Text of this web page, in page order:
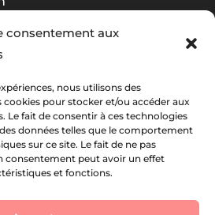
consentement aux
nous utilisons des
cookies pour stocker et/ou accéder aux
Le fait de consentir à ces technologies
données telles que le comportement
sur ce site. Le fait de ne pas
consentement peut avoir un effet
et fonctions.
Awards 2026
actu